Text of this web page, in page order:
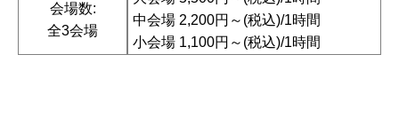
会場数:
全3会場
中会場 2,200円～(税込)/1時間
小会場 1,100円～(税込)/1時間